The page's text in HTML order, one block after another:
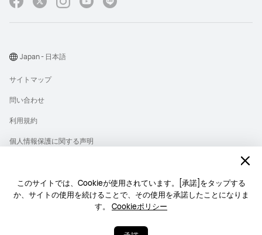
このサイトでは、Cookieが使用されています。[承諾]をタップする
か、サイトの使用を続けることで、その使用を承諾したことになりま
す。 Cookieポリシー
Copyright © 1998-2026 Huawei Device Co., Ltd. All rights reserved.
サイトマップ
問い合わせ
利用規約
個人情報保護に関する声明
クッキー
Japan - 日本語